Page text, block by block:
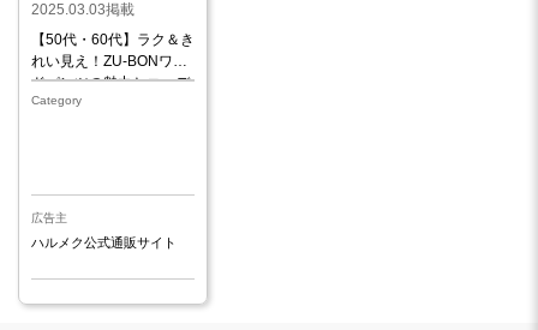
2025.03.03掲載
【50代・60代】ラク＆き
れい見え！ZU-BONワイ
ドパンツの魅力とコーデ
Category
広告主
ハルメク公式通販サイト